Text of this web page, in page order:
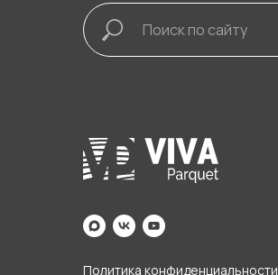
Политика конфиденциальности